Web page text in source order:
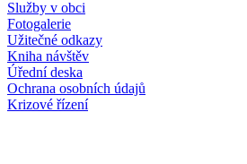
Služby v obci
Fotogalerie
Užitečné odkazy
Kniha návštěv
Úřední deska
Ochrana osobních údajů
Krizové řízení